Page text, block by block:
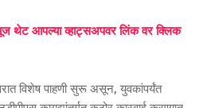
थेट आपल्या व्हाट्सअपवर लिंक वर क्लिक
विशेष पाहणी सुरू असून, युवकांपर्यंत